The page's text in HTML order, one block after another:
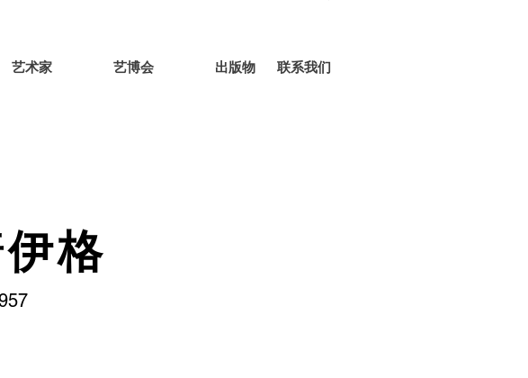
艺术家 艺博会 出版物 联系我们
格